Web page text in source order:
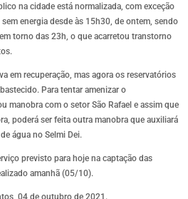
na cidade está normalizada, com exceção
energia desde às 15h30, de ontem, sendo
torno das 23h, o que acarretou transtorno
em recuperação, mas agora os reservatórios
Para tentar amenizar o
manobra com o setor São Rafael e assim que
poderá ser feita outra manobra que auxiliará
água no Selmi Dei.
previsto para hoje na captação das
amanhã (05/10).